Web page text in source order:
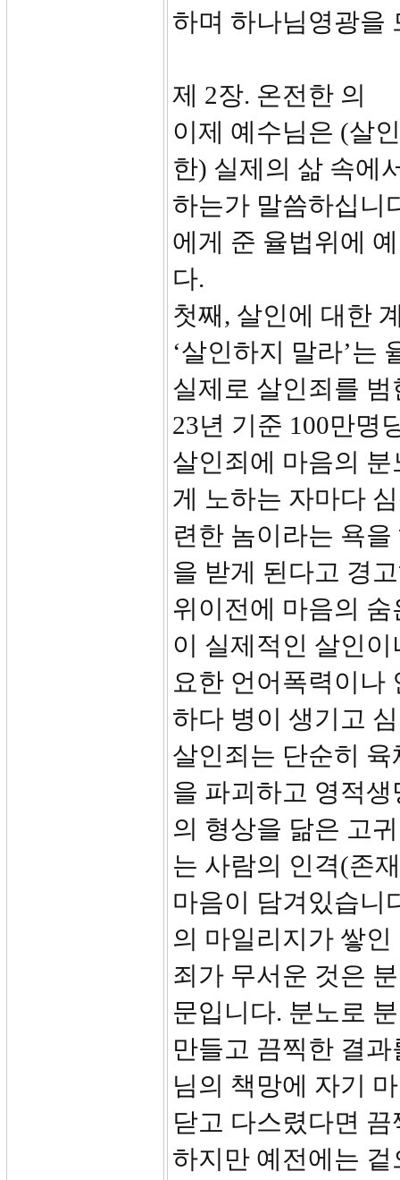
하며 하나님영광을
제 2장. 온전한 의
이제 예수님은 (살
한) 실제의 삶 속에
하는가 말씀하십니
에게 준 율법위에
다.
첫째, 살인에 대한
‘살인하지 말라’는
실제로 살인죄를
23년 기준 100만명
살인죄에 마음의
게 노하는 자마다
련한 놈이라는 욕
을 받게 된다고 경
위이전에 마음의
이 실제적인 살인
요한 언어폭력이나
하다 병이 생기고
살인죄는 단순히
을 파괴하고 영적
의 형상을 닮은 고
는 사람의 인격(존
마음이 담겨있습니
의 마일리지가 쌓
죄가 무서운 것은
문입니다. 분노로
만들고 끔찍한 결
님의 책망에 자기
닫고 다스렸다면
하지만 예전에는